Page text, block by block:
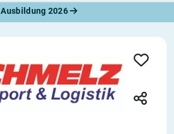
Ausbildung 2026